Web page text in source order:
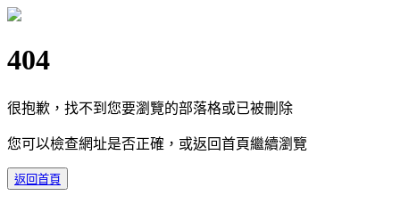
404
很抱歉，找不到您要瀏覽的部落格或已被刪除
您可以檢查網址是否正確，或返回首頁繼續瀏覽
返回首頁